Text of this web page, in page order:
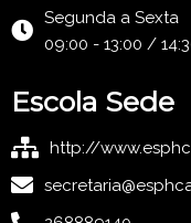
Segunda a Sexta
09:00 - 13:00 /
Escola Sede
http://